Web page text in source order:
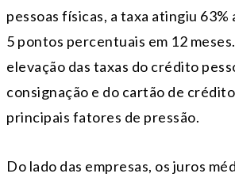
pessoas físicas, a taxa atingiu 63%
5 pontos percentuais em 12
elevação das taxas do crédito
consignação e do cartão de
principais fatores de pressão.
Do lado das empresas, os juros